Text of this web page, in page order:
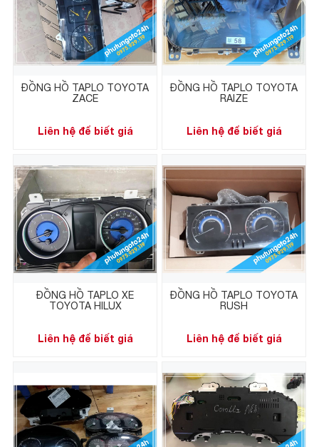
ĐỒNG HỒ TAPLO TOYOTA
ZACE
Liên hệ để biết giá
ĐỒNG HỒ TAPLO TOYOTA
RAIZE
Liên hệ để biết giá
ĐỒNG HỒ TAPLO XE
TOYOTA HILUX
Liên hệ để biết giá
ĐỒNG HỒ TAPLO TOYOTA
RUSH
Liên hệ để biết giá